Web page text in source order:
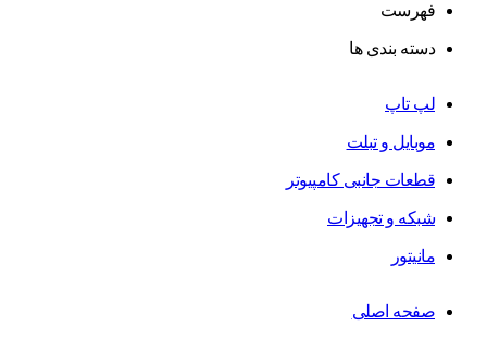
فهرست
دسته بندی ها
لپ تاپ
موبایل و تبلت
قطعات جانبی کامپیوتر
شبکه و تجهیزات
مانیتور
صفحه اصلی